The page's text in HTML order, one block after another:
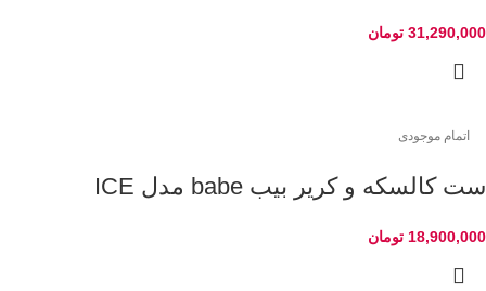
31,290,000 تومان
اتمام موجودی
ست کالسکه و کریر بیب babe مدل ICE
18,900,000 تومان